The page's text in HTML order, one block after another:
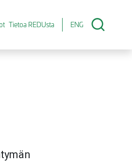
Tietoa REDUsta ENG